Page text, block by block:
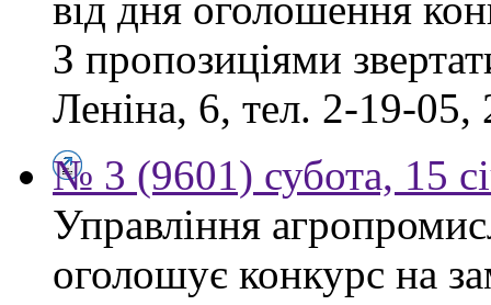
З пропозиціями
Леніна, 6, тел. 2-19-05,
№ 3 (9601) субота, 15
Управління
оголошує конкурс на